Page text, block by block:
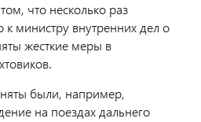
что несколько раз
министру внутренних дел о
жесткие меры в
были, например,
на поездах дальнего